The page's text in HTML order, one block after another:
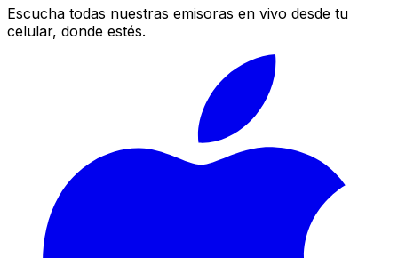
Escucha todas nuestras emisoras en vivo desde tu
celular, donde estés.